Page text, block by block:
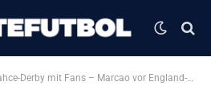
Derby mit Fans – Marcao vor England-Wechsel